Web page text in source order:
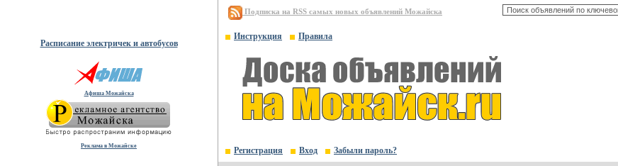
Расписание электричек и автобусов
Афиша Можайска
Реклама в Можайске
Подписка на RSS самых новых объявлений Можайска
Инструкция Правила
Регистрация Вход Забыли пароль?